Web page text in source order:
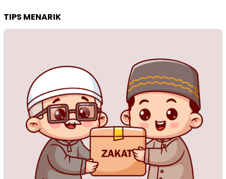
TIPS MENARIK